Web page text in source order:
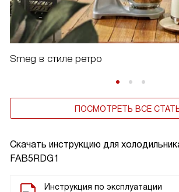
Скачать инструкцию для
FAB5RDG1
Инструкция по эксплуатации
Smeg в стиле ретро
ПОСМОТРЕТЬ ВСЕ